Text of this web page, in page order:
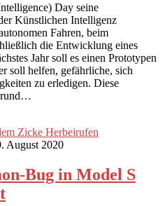
Day seine
Künstlichen Intelligenz
Fahren, beim
die Entwicklung eines
Jahr soll es einen Prototypen
soll helfen, gefährliche, sich
zu erledigen. Diese
August 2020
Bug in Model S